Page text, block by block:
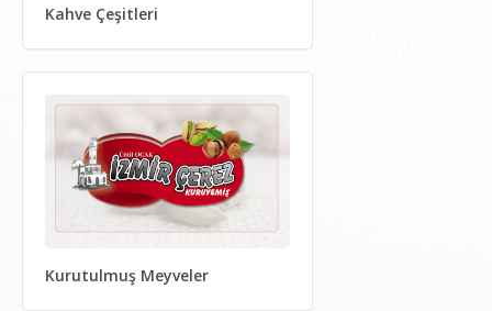
Kahve Çeşitleri
Kurutulmuş Meyveler